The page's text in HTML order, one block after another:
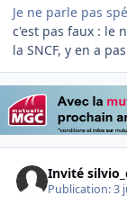
Je ne parle pas
c'est pas faux : le
la SNCF, y en a
Invité
Publication:3